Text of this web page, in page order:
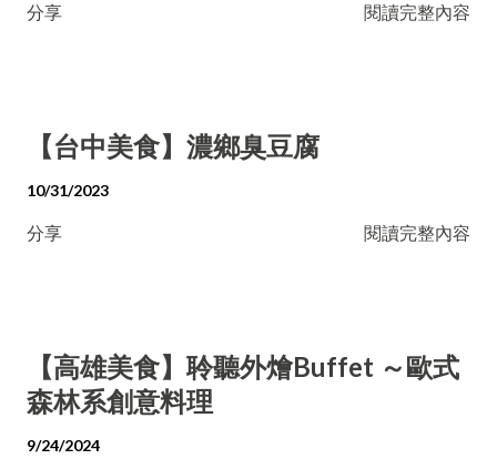
分享 閱讀完整內容
【台中美食】濃鄉臭豆腐
10/31/2023
分享 閱讀完整內容
【高雄美食】聆聽外燴Buffet ～歐式
森林系創意料理
9/24/2024